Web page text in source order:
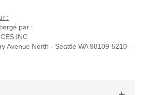
:
par :
INC
Avenue North - Seattle WA 98109-5210 -